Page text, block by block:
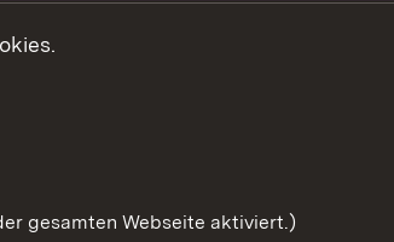
gesamten Webseite aktiviert.)